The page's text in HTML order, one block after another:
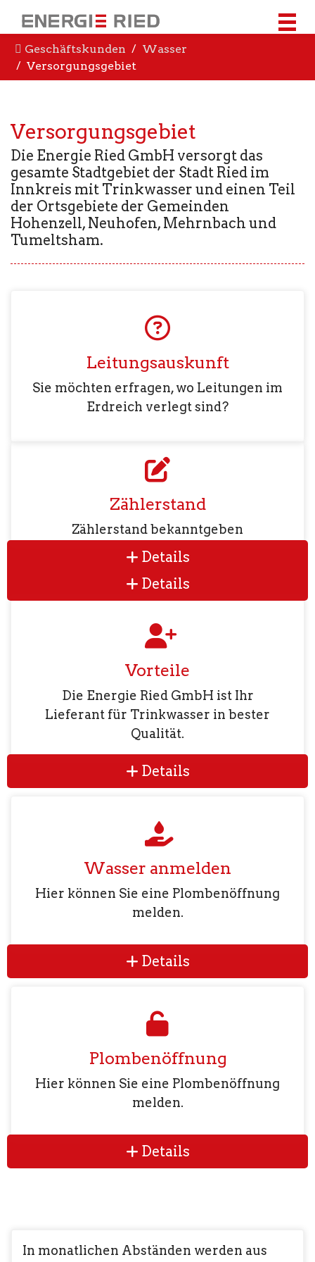
Geschäftskunden
Wasser
Versorgungsgebiet
Versorgungsgebiet
Die Energie Ried GmbH versorgt das
gesamte Stadtgebiet der Stadt Ried im
Innkreis mit Trinkwasser und einen Teil
der Ortsgebiete der Gemeinden
Hohenzell, Neuhofen, Mehrnbach und
Tumeltsham.
Vorteile
Die Energie Ried GmbH ist Ihr
Lieferant für Trinkwasser in bester
Qualität.
Wasser anmelden
Hier können Sie eine Plombenöffnung
melden.
Plombenöffnung
Hier können Sie eine Plombenöffnung
melden.
Details
Details
Details
Leitungsauskunft
Sie möchten erfragen, wo Leitungen im
Erdreich verlegt sind?
Zählerstand
Zählerstand bekanntgeben
Details
Details
In monatlichen Abständen werden aus